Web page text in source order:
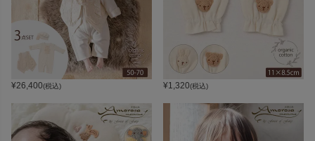
¥26,400(税込) ¥1,320(税込)